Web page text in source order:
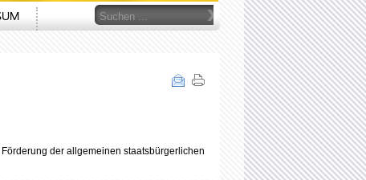
Suchen
...
der allgemeinen staatsbürgerlichen